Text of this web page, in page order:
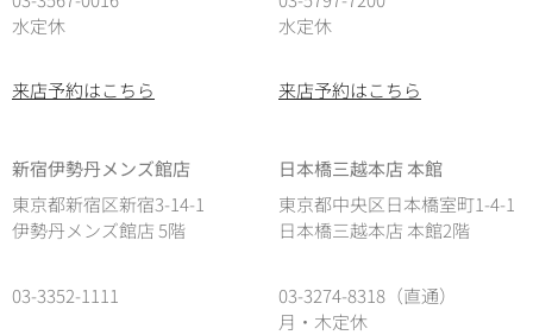
水定休
来店予約はこちら
水定休
来店予約はこちら
新宿伊勢丹メンズ館店
東京都新宿区新宿3-14-1
伊勢丹メンズ館店 5階
03-3352-1111
日本橋三越本店 本館
東京都中央区日本橋室町1-4-1
日本橋三越本店 本館2階
03-3274-8318（直通）
月・木定休